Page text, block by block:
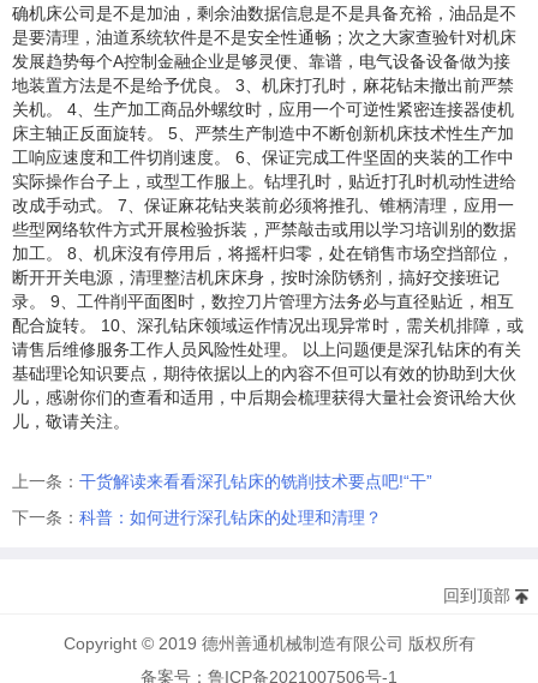
确机床公司是不是加油，剩余油数据信息是不是具备充裕，油品是不
是要清理，油道系统软件是不是安全性通畅；次之大家查验针对机床
发展趋势每个A控制金融企业是够灵便、靠谱，电气设备设备做为接
地装置方法是不是给予优良。 3、机床打孔时，麻花钻未撤出前严禁
关机。 4、生产加工商品外螺纹时，应用一个可逆性紧密连接器使机
床主轴正反面旋转。 5、严禁生产制造中不断创新机床技术性生产加
工响应速度和工件切削速度。 6、保证完成工件坚固的夹装的工作中
实际操作台子上，或型工作服上。钻埋孔时，贴近打孔时机动性进给
改成手动式。 7、保证麻花钻夹装前必须将推孔、锥柄清理，应用一
些型网络软件方式开展检验拆装，严禁敲击或用以学习培训别的数据
加工。 8、机床沒有停用后，将摇杆归零，处在销售市场空挡部位，
断开开关电源，清理整洁机床床身，按时涂防锈剂，搞好交接班记
录。 9、工件削平面图时，数控刀片管理方法务必与直径贴近，相互
配合旋转。 10、深孔钻床领域运作情况出现异常时，需关机排障，或
请售后维修服务工作人员风险性处理。 以上问题便是深孔钻床的有关
基础理论知识要点，期待依据以上的內容不但可以有效的协助到大伙
儿，感谢你们的查看和适用，中后期会梳理获得大量社会资讯给大伙
儿，敬请关注。
上一条： 干货解读来看看深孔钻床的铣削技术要点吧!“干”
下一条： 科普：如何进行深孔钻床的处理和清理？
回到顶部
Copyright © 2019 德州善通机械制造有限公司 版权所有
备案号：鲁ICP备2021007506号-1